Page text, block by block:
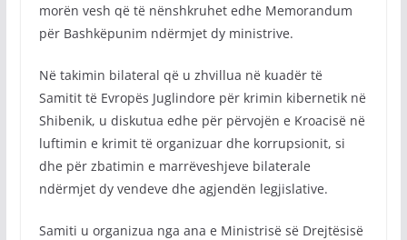
morën vesh që të nënshkruhet edhe Memorandum
për Bashkëpunim ndërmjet dy ministrive.
Në takimin bilateral që u zhvillua në kuadër të
Samitit të Evropës Juglindore për krimin kibernetik në
Shibenik, u diskutua edhe për përvojën e Kroacisë në
luftimin e krimit të organizuar dhe korrupsionit, si
dhe për zbatimin e marrëveshjeve bilaterale
ndërmjet dy vendeve dhe agjendën legjislative.
Samiti u organizua nga ana e Ministrisë së Drejtësisë